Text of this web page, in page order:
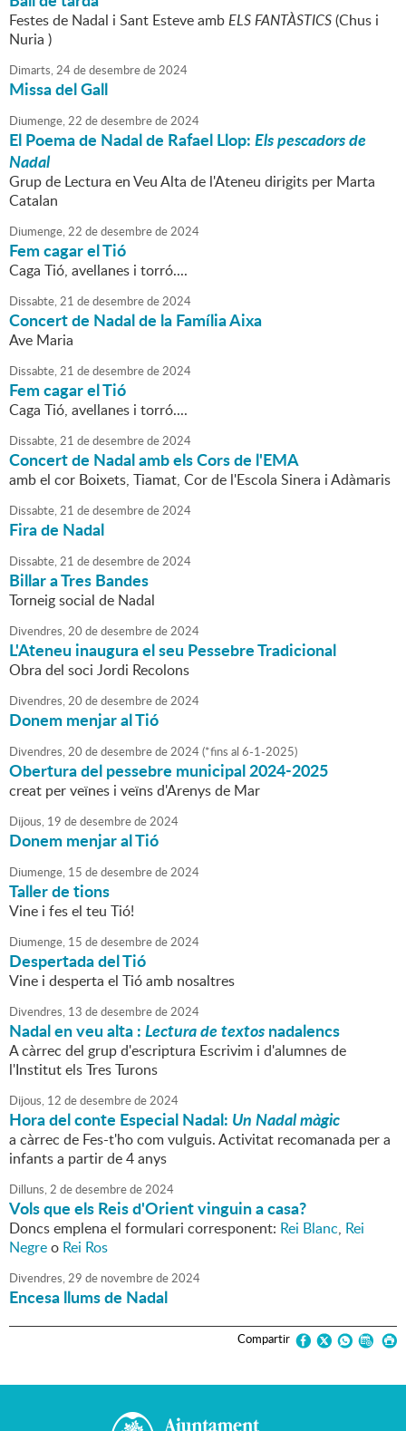
Festes de Nadal i Sant Esteve ambELS FANTÀSTICS(Chus i
Nuria )
Dimarts,24dedesembrede2024
Missa del Gall
Diumenge,22 dedesembrede2024
El Poema de Nadal de Rafael Llop:Els pescadors de
Nadal
Grup de Lectura en Veu Alta de l'Ateneu dirigits per Marta
Catalan
Diumenge,22 dedesembrede2024
Fem cagar el Tió
Caga Tió, avellanes i torró....
Dissabte,21 dedesembrede2024
Concert de Nadal de la Família Aixa
Ave Maria
Dissabte,21 dedesembrede2024
Fem cagar el Tió
Caga Tió, avellanes i torró....
Dissabte,21 dedesembrede2024
Concert de Nadal amb els Cors de l'EMA
amb el cor Boixets, Tiamat, Cor de l'Escola Sinera i Adàmaris
Dissabte,21 dedesembrede2024
Fira de Nadal
Dissabte,21 dedesembrede2024
Billar a Tres Bandes
Torneig social de Nadal
Divendres,20 dedesembrede2024
L'Ateneu inaugura el seu Pessebre Tradicional
Obra del soci Jordi Recolons
Divendres,20 dedesembrede2024
Donem menjar al Tió
Divendres,20 dedesembrede2024(*fins al 6-1-2025)
Obertura del pessebre municipal 2024-2025
creat per veïnes i veïns d'Arenys de Mar
Dijous, 19 dedesembrede2024
Donem menjar al Tió
Diumenge, 15 dedesembrede2024
Taller de tions
Vine i fes el teu Tió!
Diumenge, 15 dedesembrede2024
Despertada del Tió
Vine i desperta el Tió amb nosaltres
Divendres, 13 dedesembrede2024
Nadal en veu alta :Lectura de textosnadalencs
A càrrec del grup d'escriptura Escrivim i d'alumnes de
l'Institut els Tres Turons
Dijous, 12 dedesembrede2024
Hora del conte Especial Nadal: Un Nadal màgic
a càrrec de Fes-t'ho com vulguis. Activitat recomanada per a
infants a partir de 4 anys
Dilluns,2 dedesembrede2024
Vols que els Reis d'Orient vinguin a casa?
Doncs emplena el formulari corresponent: Rei Blanc, Rei
Negreo Rei Ros
Divendres,29 de novembrede2024
Encesa llums de Nadal
Compartir